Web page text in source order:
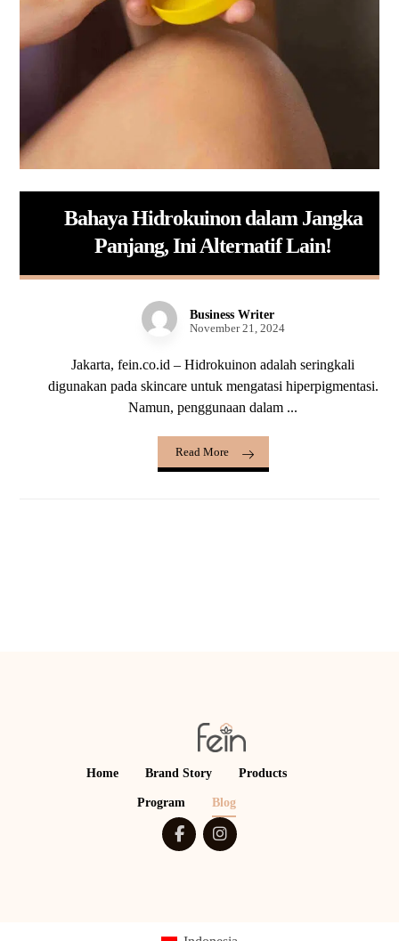
Bahaya Hidrokuinon dalam Jangka
Panjang, Ini Alternatif Lain!
Business Writer
November 21, 2024
Jakarta, fein.co.id – Hidrokuinon adalah seringkali
digunakan pada skincare untuk mengatasi hiperpigmentasi.
Namun, penggunaan dalam ...
Read More
Home Brand Story Products
Program Blog